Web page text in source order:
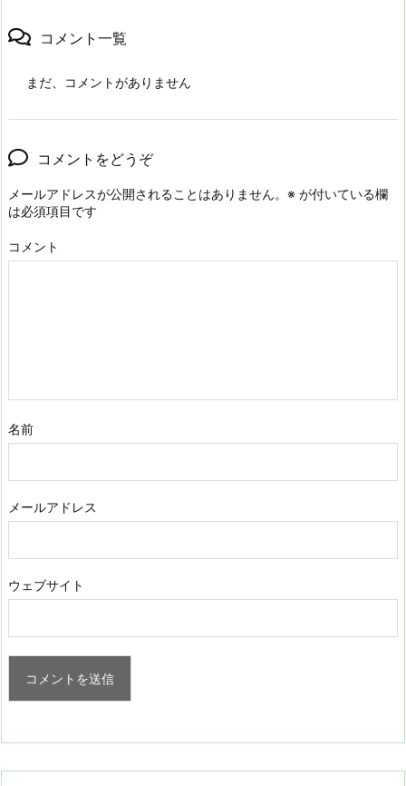
コメント一覧
まだ、コメントがありません
コメントをどうぞ
メールアドレスが公開されることはありません。 ※ が付いている欄
は必須項目です
コメント
名前
メールアドレス
ウェブサイト